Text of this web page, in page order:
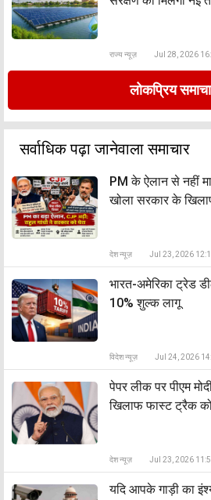
राज्य न्यूज़ Jul 28, 2026
लोकप्रिय
सर्वाधिक पढ़ा जानेवाला समाचार
PM के ऐलान से नहीं
खोला सरकार के
देश न्यूज़ Jul 23, 2026
भारत-अमेरिका ट्रेड
10% शुल्क लागू
विदेश न्यूज़ Jul 24, 2026
पेपर लीक पर पीएम
खिलाफ फास्ट ट्रैक
देश न्यूज़ Jul 23, 2026
यदि आपके गाड़ी का